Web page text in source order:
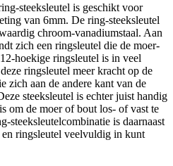
steeksleutel is geschikt voor
van 6mm. De ring-steeksleutel
chroom-vanadiumstaal. Aan
zich een ringsleutel die de moer-
hoekige ringsleutel is in veel
ringsleutel meer kracht op de
zich aan de andere kant van de
steeksleutel is echter juist handig
om de moer of bout los- of vast te
steeksleutelcombinatie is daarnaast
ringsleutel veelvuldig in kunt